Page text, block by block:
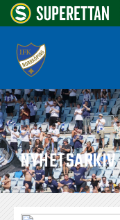
NYHETSARKIV